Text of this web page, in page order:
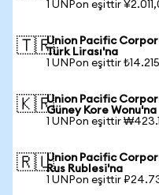
1 UNPon eşittir
🇹🇷Union Pacific
Türk Lirası'na
1 UNPon eşittir
🇰🇷Union Pacific
Güney Kore Wonu'na
1 UNPon eşittir
🇷🇺Union Pacific
Rus Rublesi'na
1 UNPon eşittir